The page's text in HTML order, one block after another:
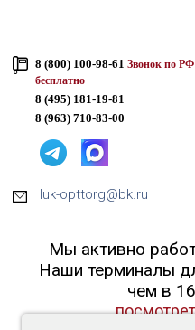
8 (800) 100-98-61 Звонок по РФ
бесплатно
8 (495) 181-19-81
8 (963) 710-83-00
luk-opttorg@bk.ru
Мы активно
Наши терминалы
чем в